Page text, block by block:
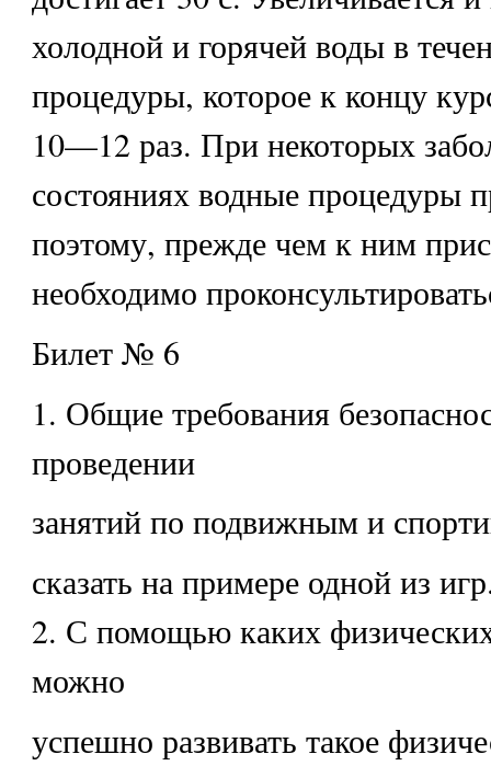
холодной и горячей воды в
процедуры, которое к концу
10—12 раз. При некоторых
состояниях водные процедуры
поэтому, прежде чем к ним
необходимо
Билет № 6
1. Общие требования
проведении
занятий по подвижным и
сказать на примере одной из
2. С помощью каких
можно
успешно развивать такое